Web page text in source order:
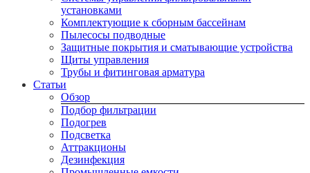
установками
Комплектующие к сборным бассейнам
Пылесосы подводные
Защитные покрытия и сматывающие устройства
Щиты управления
Трубы и фитинговая арматура
Статьи
Обзор
Подбор фильтрации
Подогрев
Подсветка
Аттракционы
Дезинфекция